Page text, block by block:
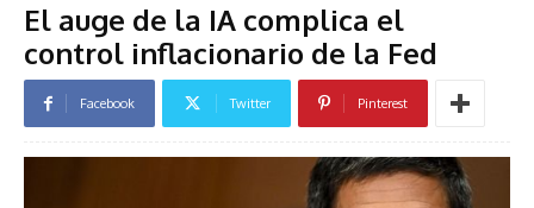
El auge de la IA complica el
control inflacionario de la Fed
Facebook Twitter Pinterest